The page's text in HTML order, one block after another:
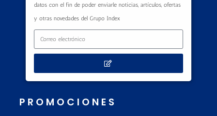
datos con el fin de poder enviarle noticias, artículos, ofertas
y otras novedades del Grupo Index
PROMOCIONES